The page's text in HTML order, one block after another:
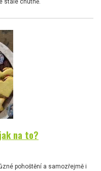
stále chutně.
na to?
pohoštění a samozřejmě i